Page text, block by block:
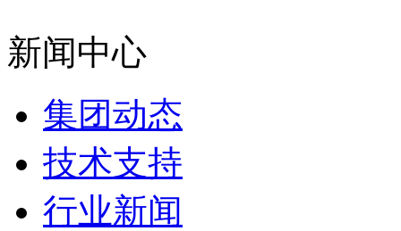
新闻中心
集团动态
技术支持
行业新闻